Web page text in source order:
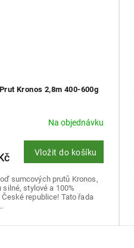
Kronos 2,8m 400-600g
Na objednávku
Vložit do košíku
sumcových prutů Kronos,
silné, stylové a 100%
České republice! Tato řada